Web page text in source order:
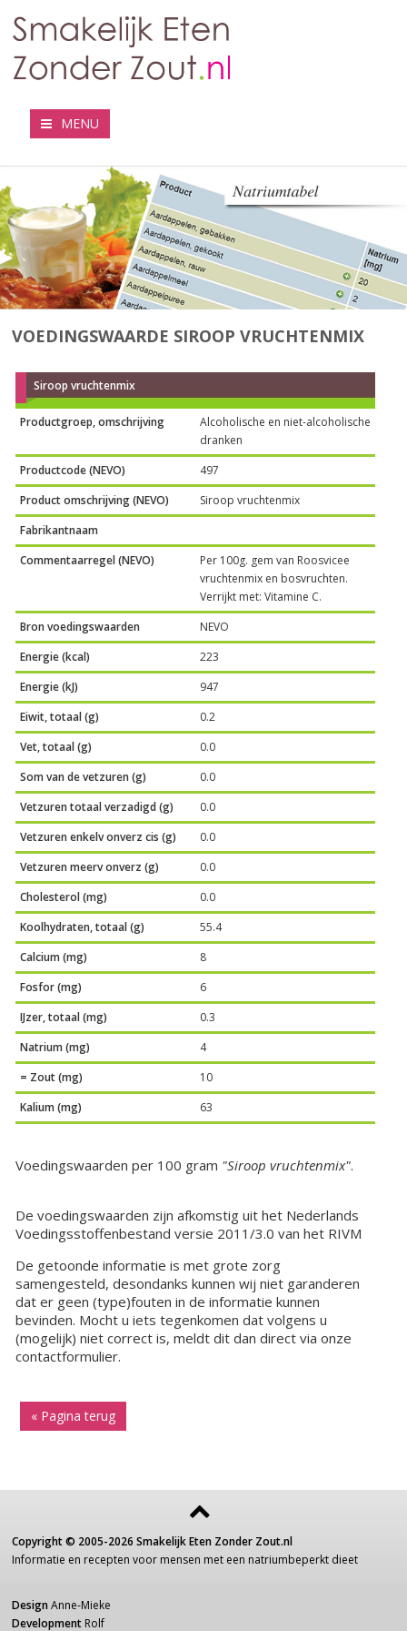
MENU
VOEDINGSWAARDE SIROOP VRUCHTENMIX
Siroop vruchtenmix
Productgroep, omschrijving
Alcoholische en niet-alcoholische
dranken
Productcode (NEVO)
497
Product omschrijving (NEVO)
Siroop vruchtenmix
Fabrikantnaam
Commentaarregel (NEVO)
Per 100g. gem van Roosvicee
vruchtenmix en bosvruchten.
Verrijkt met: Vitamine C.
Bron voedingswaarden
NEVO
Energie (kcal)
223
Energie (kJ)
947
Eiwit, totaal (g)
0.2
Vet, totaal (g)
0.0
Som van de vetzuren (g)
0.0
Vetzuren totaal verzadigd (g)
0.0
Vetzuren enkelv onverz cis (g)
0.0
Vetzuren meerv onverz (g)
0.0
Cholesterol (mg)
0.0
Koolhydraten, totaal (g)
55.4
Calcium (mg)
8
Fosfor (mg)
6
IJzer, totaal (mg)
0.3
Natrium (mg)
4
= Zout (mg)
10
Kalium (mg)
63
Voedingswaarden per 100 gram "Siroop vruchtenmix".
De voedingswaarden zijn afkomstig uit het Nederlands
Voedingsstoffenbestand versie 2011/3.0 van het RIVM
De getoonde informatie is met grote zorg
samengesteld, desondanks kunnen wij niet garanderen
dat er geen (type)fouten in de informatie kunnen
bevinden. Mocht u iets tegenkomen dat volgens u
(mogelijk) niet correct is, meldt dit dan direct via onze
contactformulier.
« Pagina terug
Copyright © 2005-2026 Smakelijk Eten Zonder Zout.nl
Informatie en recepten voor mensen met een natriumbeperkt dieet
Design Anne-Mieke
Development Rolf